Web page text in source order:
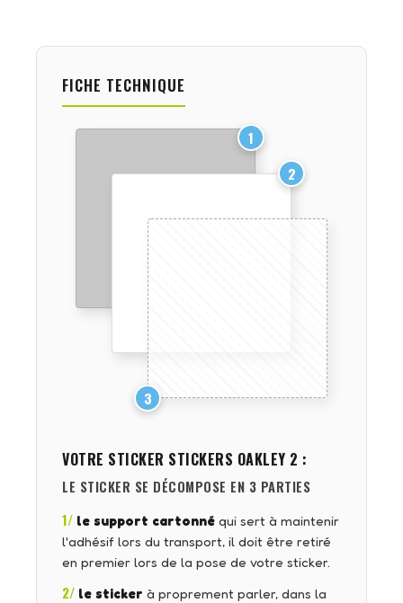
FICHE TECHNIQUE
1
2
3
VOTRE STICKER STICKERS OAKLEY 2 :
LE STICKER SE DÉCOMPOSE EN 3 PARTIES
1/ le support cartonné qui sert à maintenir
l'adhésif lors du transport, il doit être retiré
en premier lors de la pose de votre sticker.
2/ le sticker à proprement parler, dans la